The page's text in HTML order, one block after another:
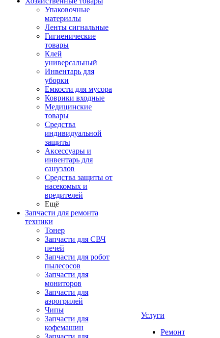
Упаковочные
материалы
Ленты сигнальные
Гигиенические
товары
Клей
универсальный
Инвентарь для
уборки
Емкости для мусора
Коврики входные
Медицинские
товары
Средства
индивидуальной
защиты
Аксессуары и
инвентарь для
санузлов
Средства защиты от
насекомых и
вредителей
Ещё
Запчасти для ремонта
техники
Тонер
Запчасти для СВЧ
печей
Запчасти для робот
пылесосов
Запчасти для
мониторов
Запчасти для
аэрогрилей
Чипы
Запчасти для
кофемашин
Запчасти для
Услуги
Ремонт